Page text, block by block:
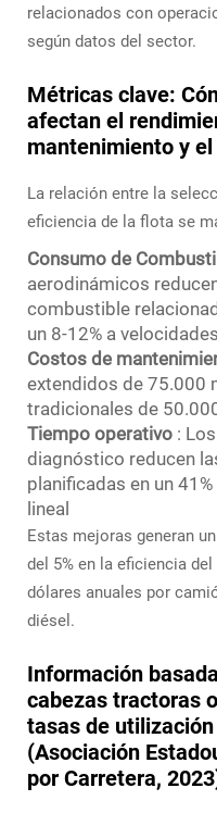
relacionados con
según datos del sector.
Métricas clave:
afectan el
mantenimiento y
La relación entre la
eficiencia de la flota se
Consumo de
aerodinámicos
combustible
un 8-12% a
Costos de
extendidos de 75.000
tradicionales de
Tiempo operativo :
diagnóstico reducen
planificadas en un
lineal
Estas mejoras generan
del 5% en la eficiencia
dólares anuales por
diésel.
Información
cabezas tractoras
tasas de
(Asociación
por Carretera,